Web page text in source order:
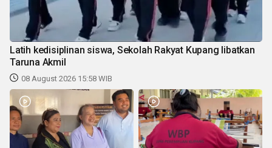
Latih kedisiplinan siswa, Sekolah Rakyat Kupang libatkan
Taruna Akmil
08 August 2026 15:58 WIB